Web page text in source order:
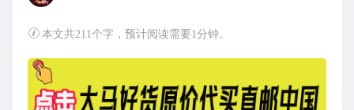
本文共211个字，预计阅读需要1分钟。